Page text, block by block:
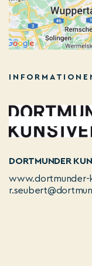
DORTMUNDER
www.dortmunder-